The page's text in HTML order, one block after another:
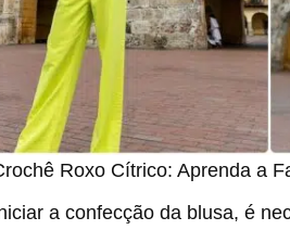
Roxo Cítrico: Aprenda a
a confecção da blusa, é